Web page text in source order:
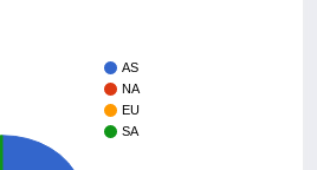
AS
NA
EU
SA